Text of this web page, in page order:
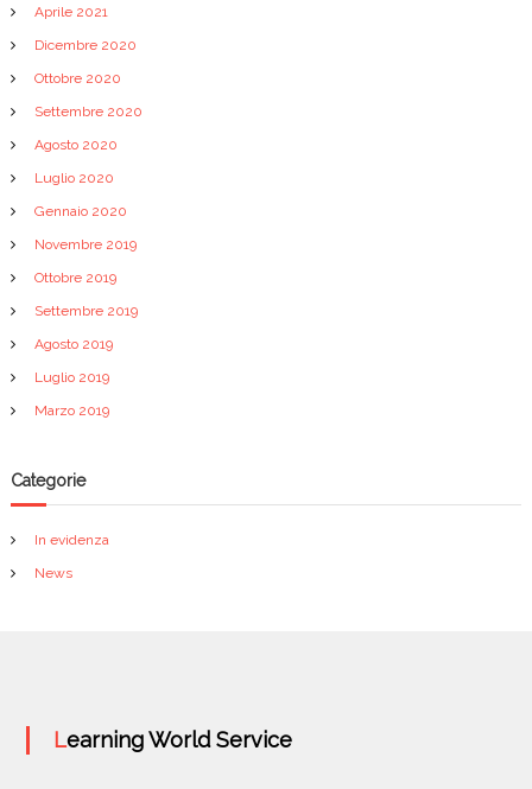
Aprile 2021
Dicembre 2020
Ottobre 2020
Settembre 2020
Agosto 2020
Luglio 2020
Gennaio 2020
Novembre 2019
Ottobre 2019
Settembre 2019
Agosto 2019
Luglio 2019
Marzo 2019
Categorie
In evidenza
News
Learning World Service